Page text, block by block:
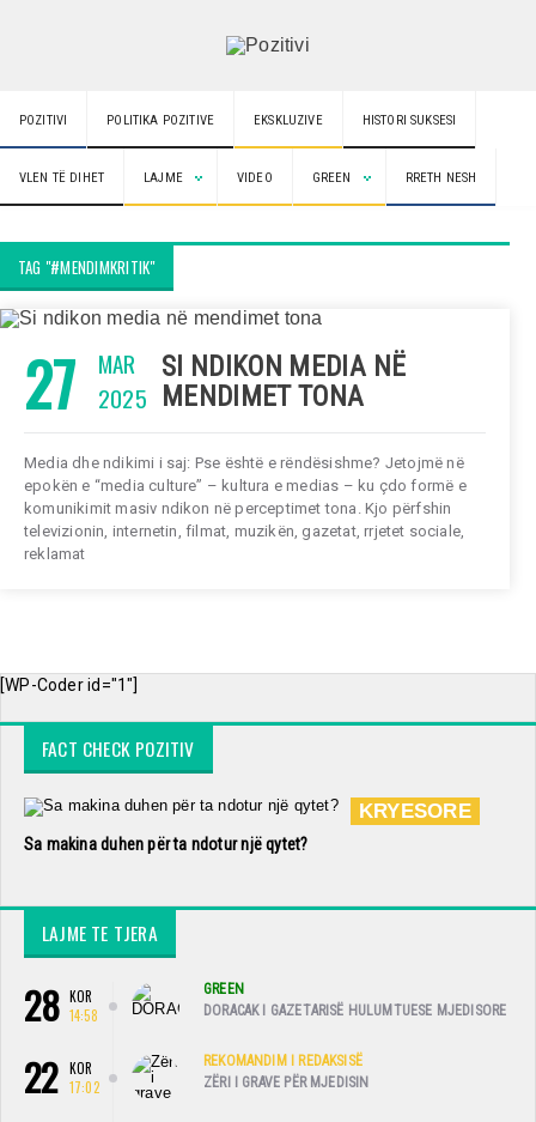
POZITIVI POLITIKA POZITIVE EKSKLUZIVE HISTORI SUKSESI
VLEN TË DIHET LAJME VIDEO GREEN RRETH NESH
TAG "#MENDIMKRITIK"
27
MAR
2025
SI NDIKON MEDIA NË
MENDIMET TONA
Media dhe ndikimi i saj: Pse është e rëndësishme? Jetojmë në
epokën e “media culture” – kultura e medias – ku çdo formë e
komunikimit masiv ndikon në perceptimet tona. Kjo përfshin
televizionin, internetin, filmat, muzikën, gazetat, rrjetet sociale,
reklamat
[WP-Coder id="1"]
FACT CHECK POZITIV
KRYESORE
Sa makina duhen për ta ndotur një qytet?
LAJME TE TJERA
28 KOR
14:58
GREEN
DORACAK I GAZETARISË HULUMTUESE MJEDISORE
22
KOR
17:02
REKOMANDIM I REDAKSISË
ZËRI I GRAVE PËR MJEDISIN